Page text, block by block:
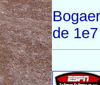
de